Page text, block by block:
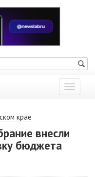
Показать
меню
крае
внесли
бюджета